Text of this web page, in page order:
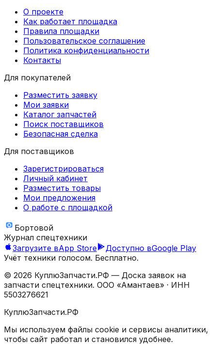
О проекте
Как работает площадка
Правила площадки
Пользовательское соглашение
Политика конфиденциальности
Контакты
Для покупателей
Разместить заявку
Мои заявки
Каталог запчастей
Поиск поставщиков
Безопасная сделка
Для поставщиков
Зарегистрироваться
Личный кабинет
Разместить товары
Мои предложения
О работе с площадкой
Бортовой
Журнал спецтехники
Загрузите вApp Store Доступно вGoogle Play
Учёт техники голосом. Бесплатно.
© 2026 КуплюЗапчасти.РФ — Доска заявок на
запчасти спецтехники. ООО «Амантаев» · ИНН
5503276621
КуплюЗапчасти.РФ
Мы используем файлы cookie и сервисы аналитики,
чтобы сайт работал и становился удобнее.